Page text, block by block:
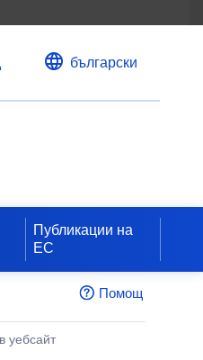
български
Публикации на
ЕС
Помощ
уебсайт